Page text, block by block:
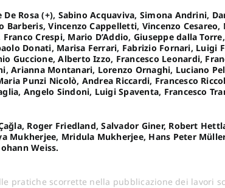
De Rosa (+), Sabino Acquaviva, Simona Andrini,
Barberis, Vincenzo Cappelletti, Vincenzo Cesareo,
Crespi, Mario D’Addio, Giuseppe dalla
Donati, Marisa Ferrari, Fabrizio Fornari, Luigi
Guccione, Alberto Izzo, Francesco Leonardi,
Arianna Montanari, Lorenzo Ornaghi, Luciano
Punzi Nicolò, Andrea Riccardi, Francesco
Angelo Sindoni, Luigi Spaventa, Francesco
Roger Friedland, Salvador Giner, Robert
Mukherjee, Mridula Mukherjee, Hans Peter
Weiss.
pratiche scorrette nella pubblicazione dei lavori